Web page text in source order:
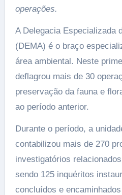
operações.
A Delegacia Especializada
(DEMA) é o braço
área ambiental. Neste
deflagrou mais de 30
preservação da fauna e
ao período anterior.
Durante o período, a
contabilizou mais de 270
investigatórios
sendo 125 inquéritos
concluídos e